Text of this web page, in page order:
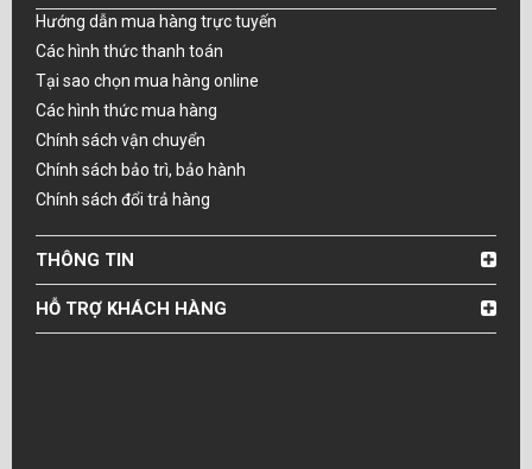
Hướng dẫn mua hàng trực tuyến
Các hình thức thanh toán
Tại sao chọn mua hàng online
Các hình thức mua hàng
Chính sách vận chuyển
Chính sách bảo trì, bảo hành
Chính sách đổi trả hàng
THÔNG TIN
HỖ TRỢ KHÁCH HÀNG